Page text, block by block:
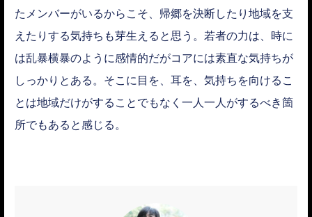
たメンバーがいるからこそ、帰郷を決断したり地域を支
えたりする気持ちも芽生えると思う。若者の力は、時に
は乱暴横暴のように感情的だがコアには素直な気持ちが
しっかりとある。そこに目を、耳を、気持ちを向けるこ
とは地域だけがすることでもなく一人一人がするべき箇
所でもあると感じる。